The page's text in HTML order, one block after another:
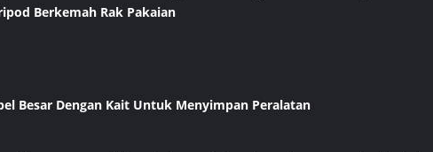
Berkemah Rak Pakaian
Besar Dengan Kait Untuk Menyimpan Peralatan